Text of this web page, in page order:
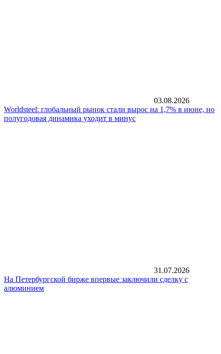
03.08.2026
Worldsteel: глобальный рынок стали вырос на 1,7% в июне, но
полугодовая динамика уходит в минус
31.07.2026
На Петербургской бирже впервые заключили сделку с
алюминием